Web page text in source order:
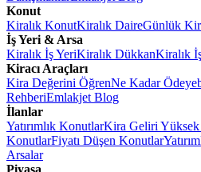
Konut
Kiralık KonutKiralık DaireGünlük
İş Yeri & Arsa
Kiralık İş YeriKiralık DükkanKiralık
Kiracı Araçları
Kira Değerini ÖğrenNe Kadar
RehberiEmlakjet Blog
İlanlar
Yatırımlık KonutlarKira Geliri
KonutlarFiyatı Düşen Konutlar
Arsalar
Piyasa